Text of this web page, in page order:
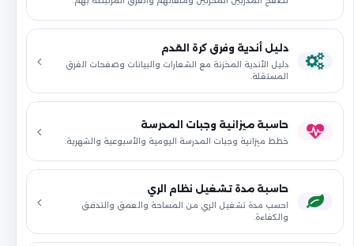
دليل أندية وفرق كرة القدم
دليل الأندية المخزنة مع الشعارات والبيانات وصفحات الفرق
المستقلة.
حاسبة ميزانية وجبات المدرسة
خطط ميزانية وجبات المدرسة اليومية والأسبوعية والشهرية.
حاسبة مدة تشغيل نظام الري
احسب مدة تشغيل الري من المساحة والعمق والتدفق
والكفاءة.